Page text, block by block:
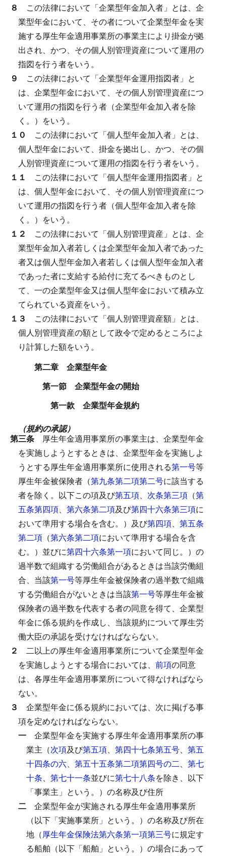
８ この法律において「企業型年金加入者」とは、企
業型年金において、その者について企業型年金を実
施する厚生年金適用事業所の事業主により掛金が拠
出され、かつ、その個人別管理資産について運用の
指図を行う者をいう。
９ この法律において「企業型年金運用指図者」と
は、企業型年金において、その個人別管理資産につ
いて運用の指図を行う者（企業型年金加入者を除
く。）をいう。
１０ この法律において「個人型年金加入者」とは、
個人型年金において、掛金を拠出し、かつ、その個
人別管理資産について運用の指図を行う者をいう。
１１ この法律において「個人型年金運用指図者」と
は、個人型年金において、その個人別管理資産につ
いて運用の指図を行う者（個人型年金加入者を除
く。）をいう。
１２ この法律において「個人別管理資産」とは、企
業型年金加入者若しくは企業型年金加入者であった
者又は個人型年金加入者若しくは個人型年金加入者
であった者に支給する給付に充てるべきものとし
て、一の企業型年金又は個人型年金において積み立
てられている資産をいう。
１３ この法律において「個人別管理資産額」とは、
個人別管理資産の額として政令で定めるところによ
り計算した額をいう。
第二章 企業型年金
第一節 企業型年金の開始
第一款 企業型年金規約
（規約の承認）
第三条 厚生年金適用事業所の事業主は、企業型年金
を実施しようとするときは、企業型年金を実施しよ
うとする厚生年金適用事業所に使用される第一号等
厚生年金被保険者（第九条第二項第二号に該当する
者を除く。以下この項及び第五項、 次条第三項 （第
五条第四項、 第六条第二項及び第四十六条第三項に
おいて準用する場合を含む。）及び第四項、 第五条
第二項 （第六条第二項において準用する場合を含
む。）並びに第四十六条第一項において同じ。）の
過半数で組織する労働組合があるときは当該労働組
合、当該第一号等厚生年金被保険者の過半数で組織
する労働組合がないときは当該第一号等厚生年金被
保険者の過半数を代表する者の同意を得て、企業型
年金に係る規約を作成し、当該規約について厚生労
働大臣の承認を受けなければならない。
２ 二以上の厚生年金適用事業所について企業型年金
を実施しようとする場合においては、 前項の同意
は、各厚生年金適用事業所について得なければなら
ない。
３ 企業型年金に係る規約においては、次に掲げる事
項を定めなければならない。
一 企業型年金を実施する厚生年金適用事業所の事
業主（次項及び第五項、 第四十七条第五号、 第五
十四条の六、 第五十五条第二項第四号の二、 第七
十条、 第七十一条並びに第七十八条を除き、以下
「事業主」という。）の名称及び住所
二 企業型年金が実施される厚生年金適用事業所
（以下「実施事業所」という。）の名称及び所在
地（厚生年金保険法第六条第一項第三号に規定す
る船舶（以下「船舶」という。）の場合にあって